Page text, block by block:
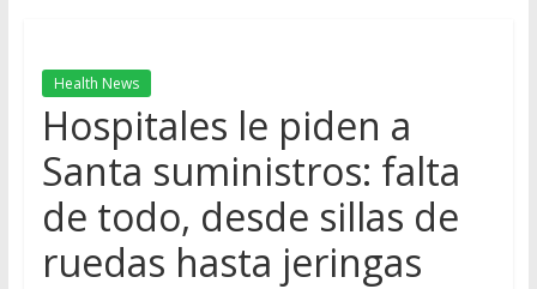
Health News
Hospitales le piden a
Santa suministros: falta
de todo, desde sillas de
ruedas hasta jeringas